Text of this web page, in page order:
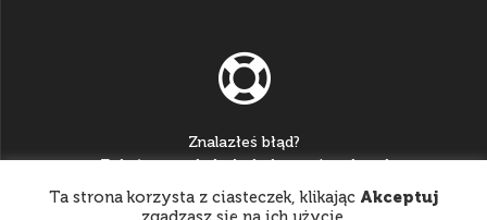
Znalazłeś błąd?
Zgłoś go na:helpdesk@katowice.zhp.pl
Ta strona korzysta z ciasteczek, klikając Akceptuj